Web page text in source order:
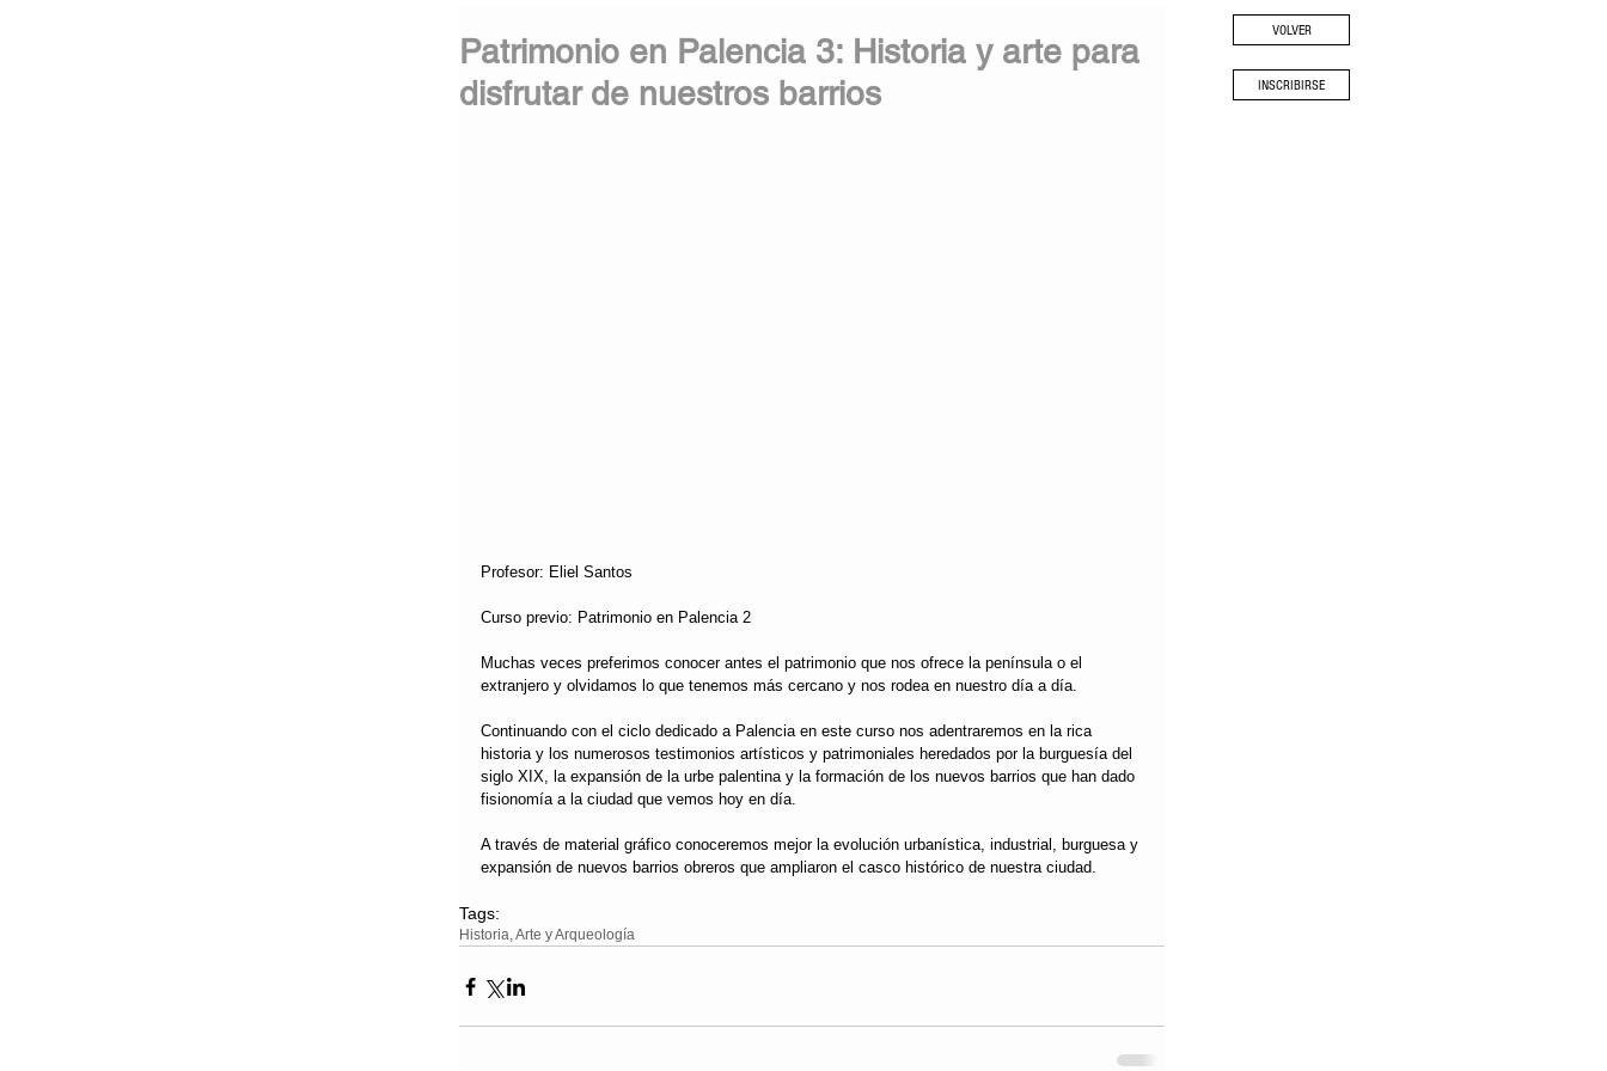
Patrimonio en Palencia 3: Historia y arte para
disfrutar de nuestros barrios
Profesor: Eliel Santos
Curso previo: Patrimonio en Palencia 2
Muchas veces preferimos conocer antes el patrimonio que nos ofrece la península o el
extranjero y olvidamos lo que tenemos más cercano y nos rodea en nuestro día a día.
Continuando con el ciclo dedicado a Palencia en este curso nos adentraremos en la rica
historia y los numerosos testimonios artísticos y patrimoniales heredados por la burguesía del
siglo XIX, la expansión de la urbe palentina y la formación de los nuevos barrios que han dado
fisionomía a la ciudad que vemos hoy en día.
A través de material gráfico conoceremos mejor la evolución urbanística, industrial, burguesa y
expansión de nuevos barrios obreros que ampliaron el casco histórico de nuestra ciudad.
Tags:
Historia, Arte y Arqueología
VOLVER
INSCRIBIRSE